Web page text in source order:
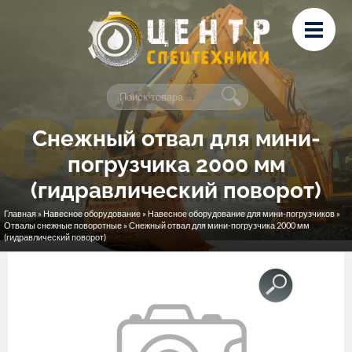
Перейти к основному содержанию
Лизинг
Сервис и ремонт
Контакты
Снежный отвал для мини-
погрузчика 2000 мм
(гидравлический поворот)
Вы здесь
Главная » Навесное оборудование » Навесное оборудование для мини-погрузчиков»
Отвалы снежные поворотные » Снежный отвал для мини-погрузчика 2000 мм
(гидравлический поворот)